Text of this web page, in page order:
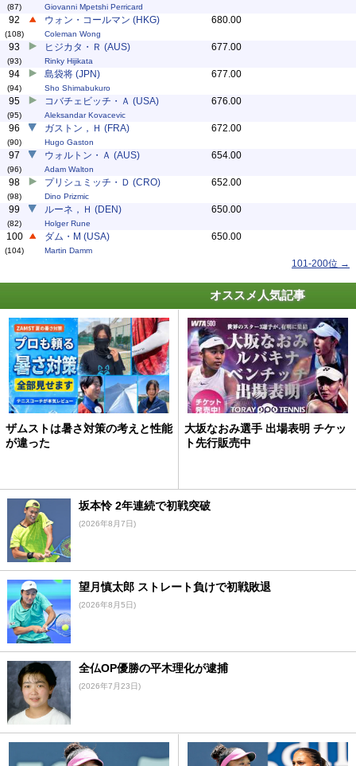
(87) Giovanni Mpetshi Perricard
92
(108)
ウォン・コールマン (HKG)
Coleman Wong
680.00
93
(93)
ヒジカタ・Ｒ (AUS)
Rinky Hijikata
677.00
94
(94)
島袋将 (JPN)
Sho Shimabukuro
677.00
95
(95)
コバチェビッチ・Ａ (USA)
Aleksandar Kovacevic
676.00
96
(90)
ガストン，Ｈ (FRA)
Hugo Gaston
672.00
97
(96)
ウォルトン・Ａ (AUS)
Adam Walton
654.00
98
(98)
プリシュミッチ・Ｄ (CRO)
Dino Prizmic
652.00
99
(82)
ルーネ，Ｈ (DEN)
Holger Rune
650.00
100
(104)
ダム・M (USA)
Martin Damm
650.00
101-200位 →
オススメ人気記事
ザムストは暑さ対策の考えと性能
が違った
大坂なおみ選手 出場表明 チケッ
ト先行販売中
坂本怜 2年連続で初戦突破
(2026年8月7日)
望月慎太郎 ストレート負けで初戦敗退
(2026年8月5日)
全仏OP優勝の平木理化が逮捕
(2026年7月23日)